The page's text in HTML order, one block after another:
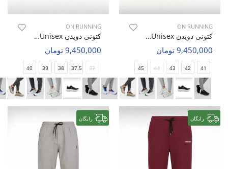
ON RUNNING
کتونی دویدن Unisex آن رانینگ ON Move U
9,450,000 تومان
41
42
43
44
45
ON RUNNING
کتونی دویدن Unisex آن رانینگ ON Move U
9,450,000 تومان
37
37.5
38
39
40
رایگان رایگان